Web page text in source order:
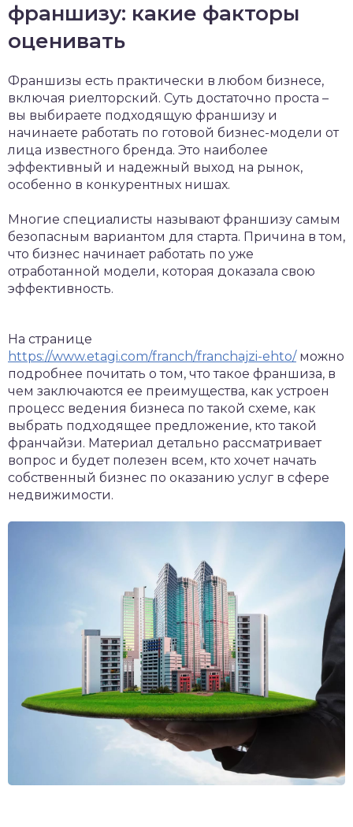
франшизу: какие факторы
оценивать
Франшизы есть практически в любом бизнесе,
включая риелторский. Суть достаточно проста –
вы выбираете подходящую франшизу и
начинаете работать по готовой бизнес-модели от
лица известного бренда. Это наиболее
эффективный и надежный выход на рынок,
особенно в конкурентных нишах.
Многие специалисты называют франшизу самым
безопасным вариантом для старта. Причина в том,
что бизнес начинает работать по уже
отработанной модели, которая доказала свою
эффективность.
На странице
https://www.etagi.com/franch/franchajzi-ehto/можно
подробнее почитать о том, что такое франшиза, в
чем заключаются ее преимущества, как устроен
процесс ведения бизнеса по такой схеме, как
выбрать подходящее предложение, кто такой
франчайзи. Материал детально рассматривает
вопрос и будет полезен всем, кто хочет начать
собственный бизнес по оказанию услуг в сфере
недвижимости.